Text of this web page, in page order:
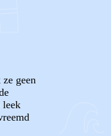
geen
leek